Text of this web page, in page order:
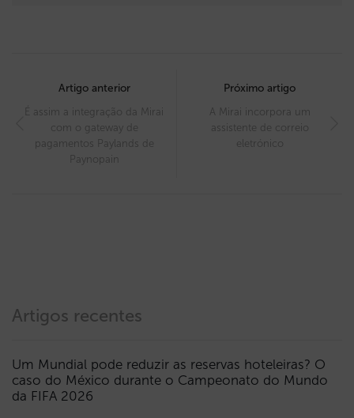
navigation
Artigo anterior
É assim a integração da Mirai
com o gateway de
pagamentos Paylands de
Paynopain
Próximo artigo
A Mirai incorpora um
assistente de correio
eletrónico
Artigos recentes
Um Mundial pode reduzir as reservas hoteleiras? O
caso do México durante o Campeonato do Mundo
da FIFA 2026